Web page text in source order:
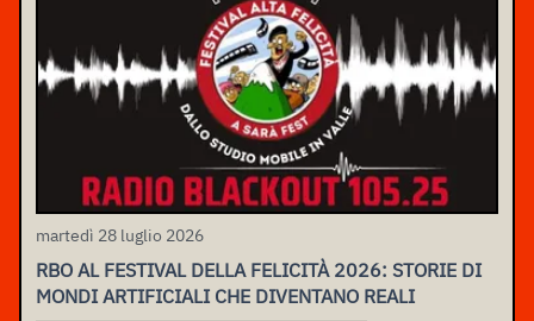
martedì 28 luglio 2026
RBO AL FESTIVAL DELLA FELICITÀ 2026: STORIE DI
MONDI ARTIFICIALI CHE DIVENTANO REALI